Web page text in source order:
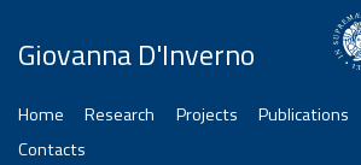
Giovanna D'Inverno
Home Research Projects Publications
Contacts